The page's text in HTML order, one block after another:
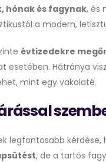
hónak és fagynak, és
a modern,
évtizedekre
esetében. Hátránya
mint egy vakolaté.
legfontosabb kérdése,
, de a tartós